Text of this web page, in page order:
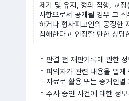
제기 및 유지, 형의 집행, 교
사항으로서 공개될 경우 그
하거나 형사피고인의 공정한
침해한다고 인정할 만한 상당
판결 전 재판기록에 관한 정
피의자가 관련 내용을 알
자료로 활용 또는 증거인멸
수사 중인 사건에 대한 정